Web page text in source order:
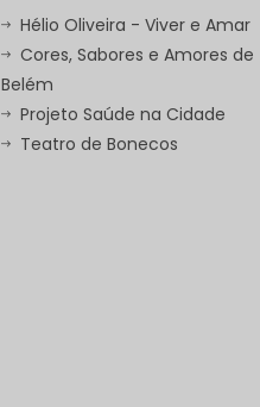
Hélio Oliveira - Viver e Amar
Cores, Sabores e Amores de
Belém
Projeto Saúde na Cidade
Teatro de Bonecos